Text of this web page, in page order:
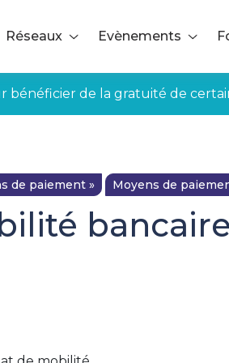
Réseaux Evènements
bénéficier de la gratuité de
de paiement » Moyens de
bancaire